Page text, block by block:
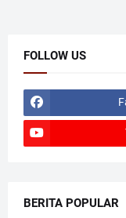
FOLLOW US
BERITA POPULAR